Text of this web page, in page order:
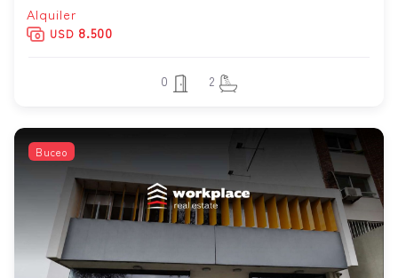
Alquiler
USD 8.500
0 2
Buceo